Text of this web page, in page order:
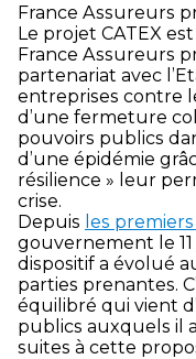
France Assureurs
Le projet CATEX
France Assureurs
partenariat avec
entreprises contre
d’une fermeture
pouvoirs publics
d’une épidémie
résilience » leur
crise.
Depuis les
gouvernement le
dispositif a évolué
parties prenantes.
équilibré qui vient
publics auxquels il
suites à cette